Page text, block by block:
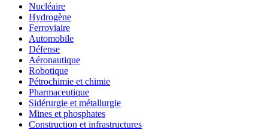
Nucléaire
Hydrogène
Ferroviaire
Automobile
Défense
Aéronautique
Robotique
Pétrochimie et chimie
Pharmaceutique
Sidérurgie et métallurgie
Mines et phosphates
Construction et infrastructures